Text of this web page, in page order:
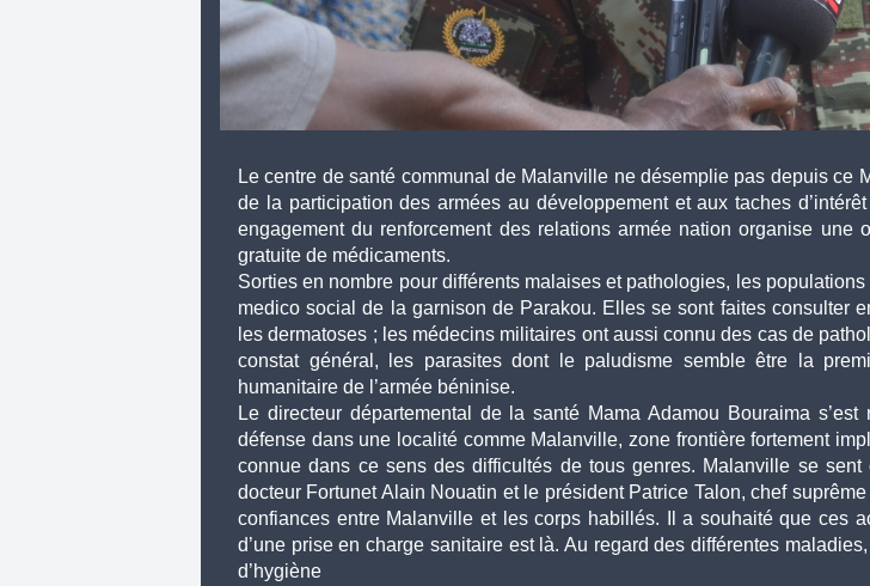
Le centre de santé communal de Malanville ne désemplie pas depuis ce
de la participation des armées au développement et aux taches
engagement du renforcement des relations armée nation organise une
gratuite de médicaments.
Sorties en nombre pour différents malaises et pathologies, les
medico social de la garnison de Parakou. Elles se sont faites consulter
les dermatoses ; les médecins militaires ont aussi connu des cas de
constat général, les parasites dont le paludisme semble être la
humanitaire de l’armée béninise.
Le directeur départemental de la santé Mama Adamou Bouraima
défense dans une localité comme Malanville, zone frontière fortement
connue dans ce sens des difficultés de tous genres. Malanville se
docteur Fortunet Alain Nouatin et le président Patrice Talon, chef
confiances entre Malanville et les corps habillés. Il a souhaité que ces
d’une prise en charge sanitaire est là. Au regard des différentes
d’hygiène